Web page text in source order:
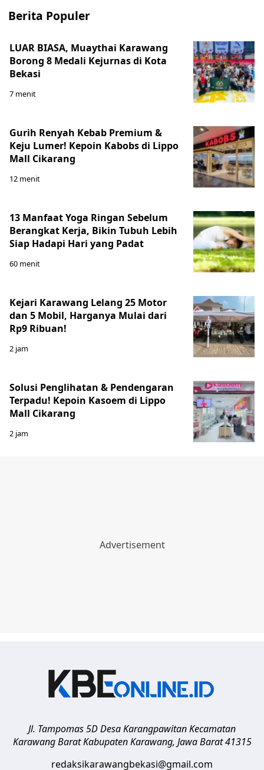
Berita Populer
LUAR BIASA, Muaythai Karawang
Borong 8 Medali Kejurnas di Kota
Bekasi
7 menit
Gurih Renyah Kebab Premium &
Keju Lumer! Kepoin Kabobs di Lippo
Mall Cikarang
12 menit
13 Manfaat Yoga Ringan Sebelum
Berangkat Kerja, Bikin Tubuh Lebih
Siap Hadapi Hari yang Padat
60 menit
Kejari Karawang Lelang 25 Motor
dan 5 Mobil, Harganya Mulai dari
Rp9 Ribuan!
2 jam
Solusi Penglihatan & Pendengaran
Terpadu! Kepoin Kasoem di Lippo
Mall Cikarang
2 jam
Jl. Tampomas 5D Desa Karangpawitan Kecamatan
Karawang Barat Kabupaten Karawang, Jawa Barat 41315
redaksikarawangbekasi@gmail.com